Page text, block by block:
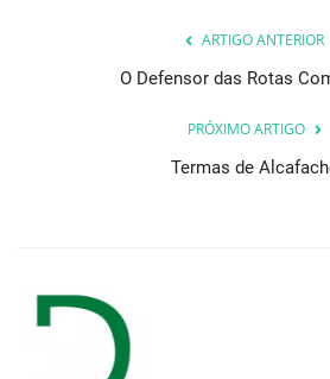
ARTIGO ANTERIOR
O Defensor das Rotas
PRÓXIMO ARTIGO
Termas de